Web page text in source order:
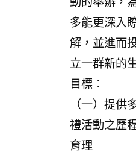
多能更深入
解，並進而
立一群新的
目標：
（一）提供
禮活動之歷
育理